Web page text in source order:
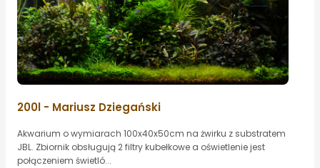
200l - Mariusz Dziegański
Akwarium o wymiarach 100x40x50cm na żwirku z substratem
JBL. Zbiornik obsługują 2 filtry kubełkowe a oświetlenie jest
połączeniem świetló...